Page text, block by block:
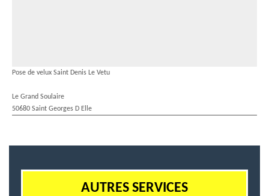
Pose de velux Saint Denis Le Vetu
Le Grand Soulaire
50680 Saint Georges D Elle
AUTRES SERVICES